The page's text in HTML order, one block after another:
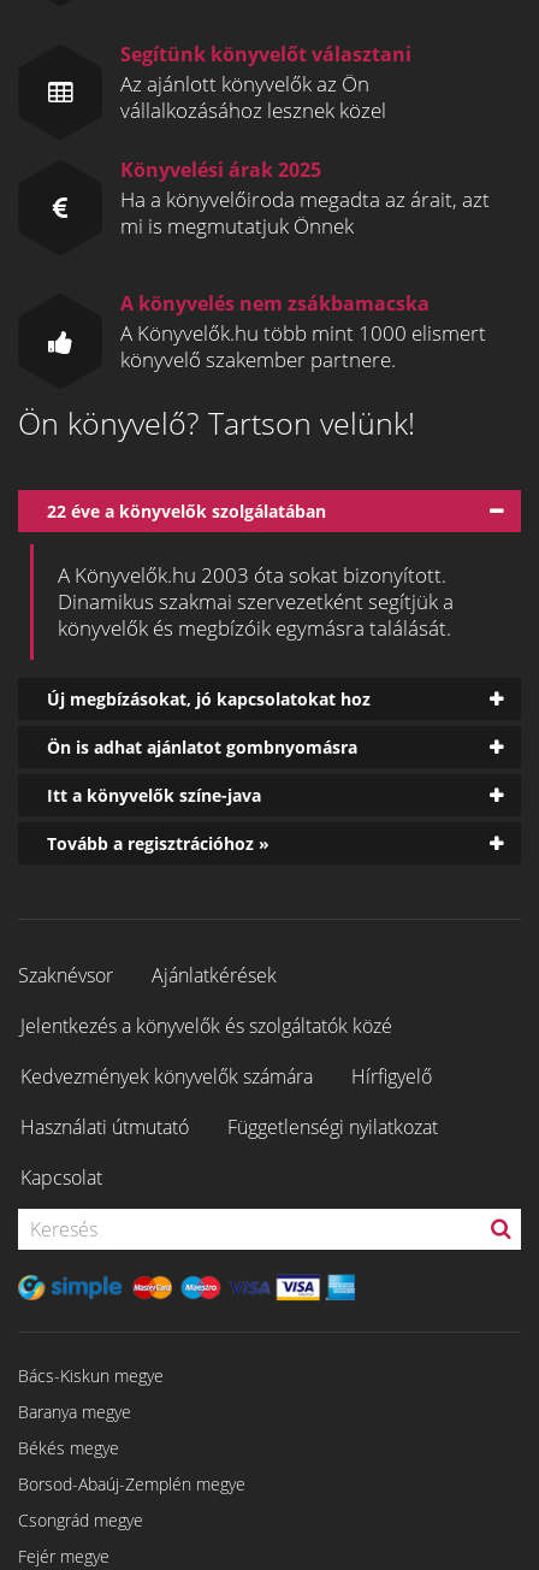
Segítünk könyvelőt választani
Az ajánlott könyvelők az Ön
vállalkozásához lesznek közel
Könyvelési árak 2025
Ha a könyvelőiroda megadta az árait, azt
mi is megmutatjuk Önnek
A könyvelés nem zsákbamacska
A Könyvelők.hu több mint 1000 elismert
könyvelő szakember partnere.
Ön könyvelő? Tartson velünk!
22 éve a könyvelők szolgálatában
A Könyvelők.hu 2003 óta sokat bizonyított.
Dinamikus szakmai szervezetként segítjük a
könyvelők és megbízóik egymásra találását.
Új megbízásokat, jó kapcsolatokat hoz
Ön is adhat ajánlatot gombnyomásra
Itt a könyvelők színe-java
Tovább a regisztrációhoz »
Szaknévsor
Ajánlatkérések
Jelentkezés a könyvelők és szolgáltatók közé
Kedvezmények könyvelők számára
Hírfigyelő
Használati útmutató
Függetlenségi nyilatkozat
Kapcsolat
Bács-Kiskun megye
Baranya megye
Békés megye
Borsod-Abaúj-Zemplén megye
Csongrád megye
Fejér megye